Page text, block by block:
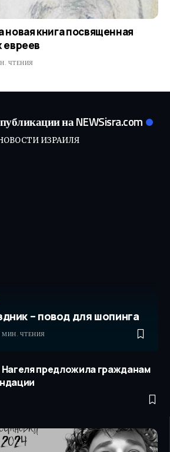
книга посвященная
евреев
ЧТЕНИЯ
на NEWSisra.com
ИЗРАИЛЯ
– повод для шопинга
МИН. ЧТЕНИЯ
предложила гражданам